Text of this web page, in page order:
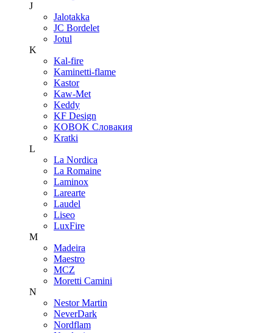
J
Jalotakka
JC Bordelet
Jotul
K
Kal-fire
Kaminetti-flame
Kastor
Kaw-Met
Keddy
KF Design
KOBOK Словакия
Kratki
L
La Nordica
La Romaine
Laminox
Larearte
Laudel
Liseo
LuxFire
M
Madeira
Maestro
MCZ
Moretti Camini
N
Nestor Martin
NeverDark
Nordflam